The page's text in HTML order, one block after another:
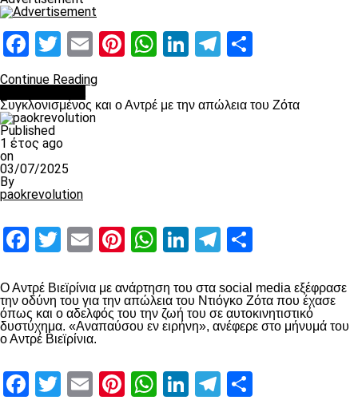
Facebook
Twitter
EmailPinterest
WhatsApp
LinkedIn
Telegram
Continue Reading
Συγκλονισμένος και ο Αντρέ με την απώλεια του Ζότα
Published
1 έτος ago
on
03/07/2025
By
paokrevolution
Facebook
Twitter
EmailPinterest
WhatsApp
LinkedIn
Telegram
Ο Αντρέ Βιεϊρίνια με ανάρτηση του στα social media εξέφρασε
την οδύνη του για την απώλεια του Ντιόγκο Ζότα που έχασε
όπως και ο αδελφός του την ζωή του σε αυτοκινητιστικό
δυστύχημα. «Αναπαύσου εν ειρήνη», ανέφερε στο μήνυμά του
ο Αντρέ Βιεϊρίνια.
Facebook
Twitter
EmailPinterest
WhatsApp
LinkedIn
Telegram